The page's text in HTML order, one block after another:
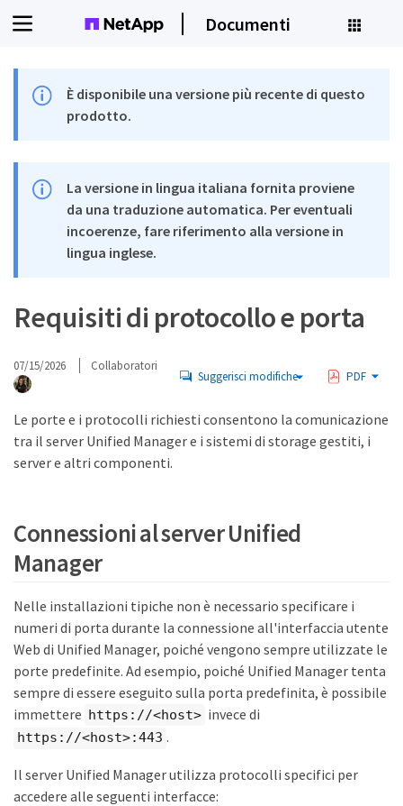
Documenti
È disponibile una versione più recente di questo
prodotto.
La versione in lingua italiana fornita proviene
da una traduzione automatica. Per eventuali
incoerenze, fare riferimento alla versione in
lingua inglese.
Requisiti di protocollo e porta
07/15/2026 Collaboratori
Suggerisci modifiche PDF
Le porte e i protocolli richiesti consentono la comunicazione
tra il server Unified Manager e i sistemi di storage gestiti, i
server e altri componenti.
Connessioni al server Unified
Manager
Nelle installazioni tipiche non è necessario specificare i
numeri di porta durante la connessione all'interfaccia utente
Web di Unified Manager, poiché vengono sempre utilizzate le
porte predefinite. Ad esempio, poiché Unified Manager tenta
sempre di essere eseguito sulla porta predefinita, è possibile
immettere https://<host> invece di
https://<host>:443 .
Il server Unified Manager utilizza protocolli specifici per
accedere alle seguenti interfacce: